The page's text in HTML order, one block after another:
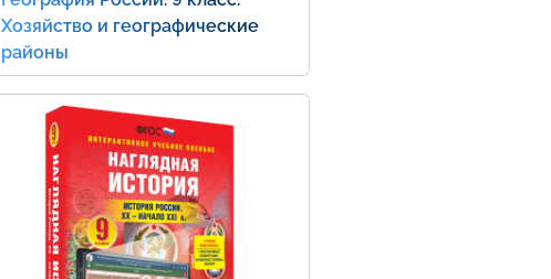
Хозяйство и географические
районы